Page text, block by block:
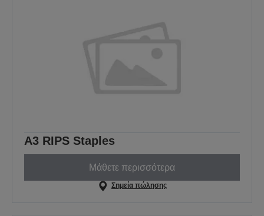
A3 RIPS Staples
Μάθετε περισσότερα
Σημεία πώλησης